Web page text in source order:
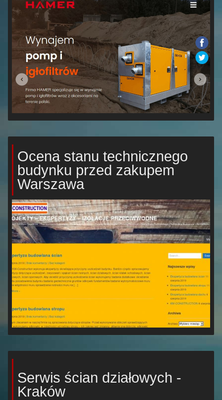
Ocena stanu technicznego
budynku przed zakupem
Warszawa
Serwis ścian działowych -
Kraków